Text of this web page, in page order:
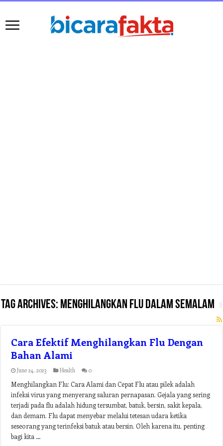
Tag Archives: menghilangkan flu dalam semalam
Cara Efektif Menghilangkan Flu Dengan
Bahan Alami
June 24, 2023 Health 0
Menghilangkan Flu: Cara Alami dan Cepat Flu atau pilek adalah
infeksi virus yang menyerang saluran pernapasan. Gejala yang sering
terjadi pada flu adalah hidung tersumbat, batuk, bersin, sakit kepala,
dan demam. Flu dapat menyebar melalui tetesan udara ketika
seseorang yang terinfeksi batuk atau bersin. Oleh karena itu, penting
bagi kita …